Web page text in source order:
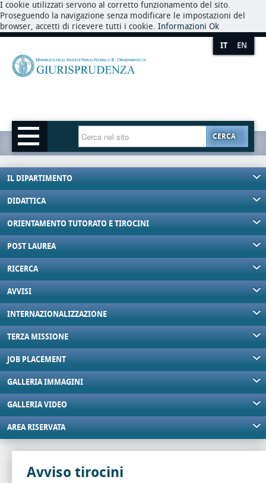
I cookie utilizzati servono al corretto funzionamento del sito.
Proseguendo la navigazione senza modificare le impostazioni del
browser, accetti di ricevere tutti i cookie. Informazioni Ok
IT EN
CERCA
IL DIPARTIMENTO
DIDATTICA
ORIENTAMENTO TUTORATO E TIROCINI
POST LAUREA
RICERCA
AVVISI
INTERNAZIONALIZZAZIONE
TERZA MISSIONE
JOB PLACEMENT
GALLERIA IMMAGINI
GALLERIA VIDEO
AREA RISERVATA
Avviso tirocini